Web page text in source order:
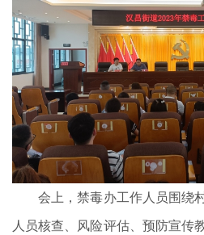
会上，禁毒办工作人员围绕村
人员核查、风险评估、预防宣传